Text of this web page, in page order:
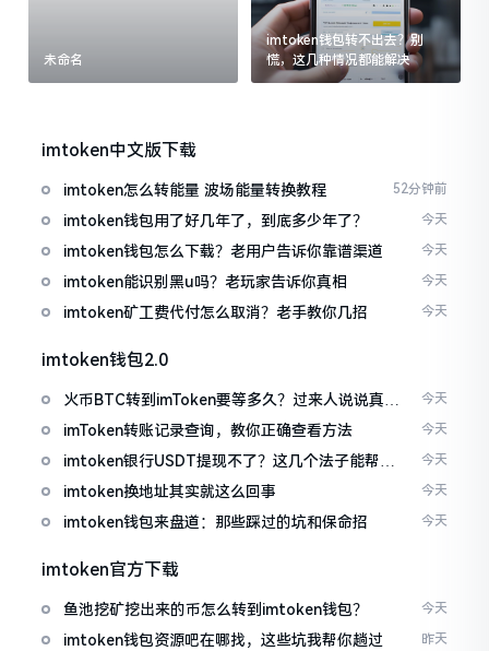
未命名
imtoken钱包转不出去？别
慌，这几种情况都能解决
imtoken中文版下载
imtoken怎么转能量 波场能量转换教程 52分钟前
imtoken钱包用了好几年了，到底多少年了？ 今天
imtoken钱包怎么下载？老用户告诉你靠谱渠道 今天
imtoken能识别黑u吗？老玩家告诉你真相 今天
imtoken矿工费代付怎么取消？老手教你几招 今天
imtoken钱包2.0
火币BTC转到imToken要等多久？过来人说说真实
情况
今天
imToken转账记录查询，教你正确查看方法 今天
imtoken银行USDT提现不了？这几个法子能帮你
搞定
今天
imtoken换地址其实就这么回事 今天
imtoken钱包来盘道：那些踩过的坑和保命招 今天
imtoken官方下载
鱼池挖矿挖出来的币怎么转到imtoken钱包？ 今天
imtoken钱包资源吧在哪找，这些坑我帮你趟过 昨天